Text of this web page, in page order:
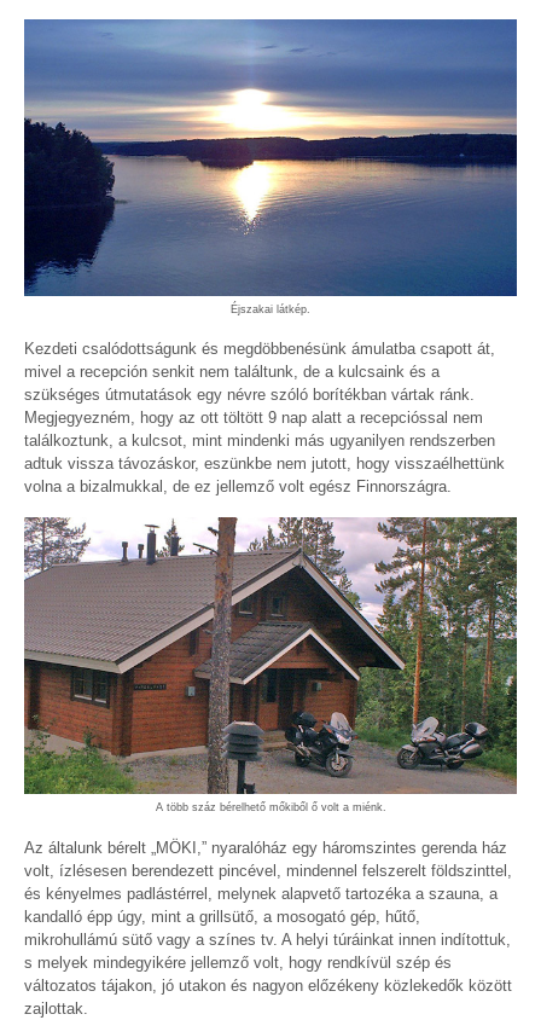
Éjszakai látkép.
Kezdeti csalódottságunk és megdöbbenésünk ámulatba csapott át,
mivel a recepción senkit nem találtunk, de a kulcsaink és a
szükséges útmutatások egy névre szóló borítékban vártak ránk.
Megjegyezném, hogy az ott töltött 9 nap alatt a recepcióssal nem
találkoztunk, a kulcsot, mint mindenki más ugyanilyen rendszerben
adtuk vissza távozáskor, eszünkbe nem jutott, hogy visszaélhettünk
volna a bizalmukkal, de ez jellemző volt egész Finnországra.
A több száz bérelhető mőkiből ő volt a miénk.
Az általunk bérelt „MÖKI,” nyaralóház egy háromszintes gerenda ház
volt, ízlésesen berendezett pincével, mindennel felszerelt földszinttel,
és kényelmes padlástérrel, melynek alapvető tartozéka a szauna, a
kandalló épp úgy, mint a grillsütő, a mosogató gép, hűtő,
mikrohullámú sütő vagy a színes tv. A helyi túráinkat innen indítottuk,
s melyek mindegyikére jellemző volt, hogy rendkívül szép és
változatos tájakon, jó utakon és nagyon előzékeny közlekedők között
zajlottak.